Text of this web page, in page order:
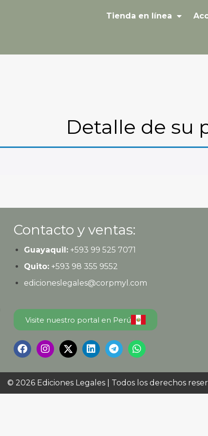
Tienda en línea
Detalle de su
Contacto y ventas:
Guayaquil:+593 99 525 7071
Quito:+593 98 355 9552
edicioneslegales@corpmyl.com
Visite nuestro portal en Perú
© 2026 Ediciones Legales | Todos los derechos